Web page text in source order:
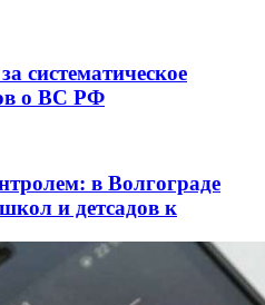
систематическое
о ВС РФ
в Волгограде
и детсадов к